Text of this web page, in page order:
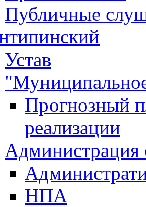
Публичные
Устав
Прогнозный
реализации
Администрация
НПА